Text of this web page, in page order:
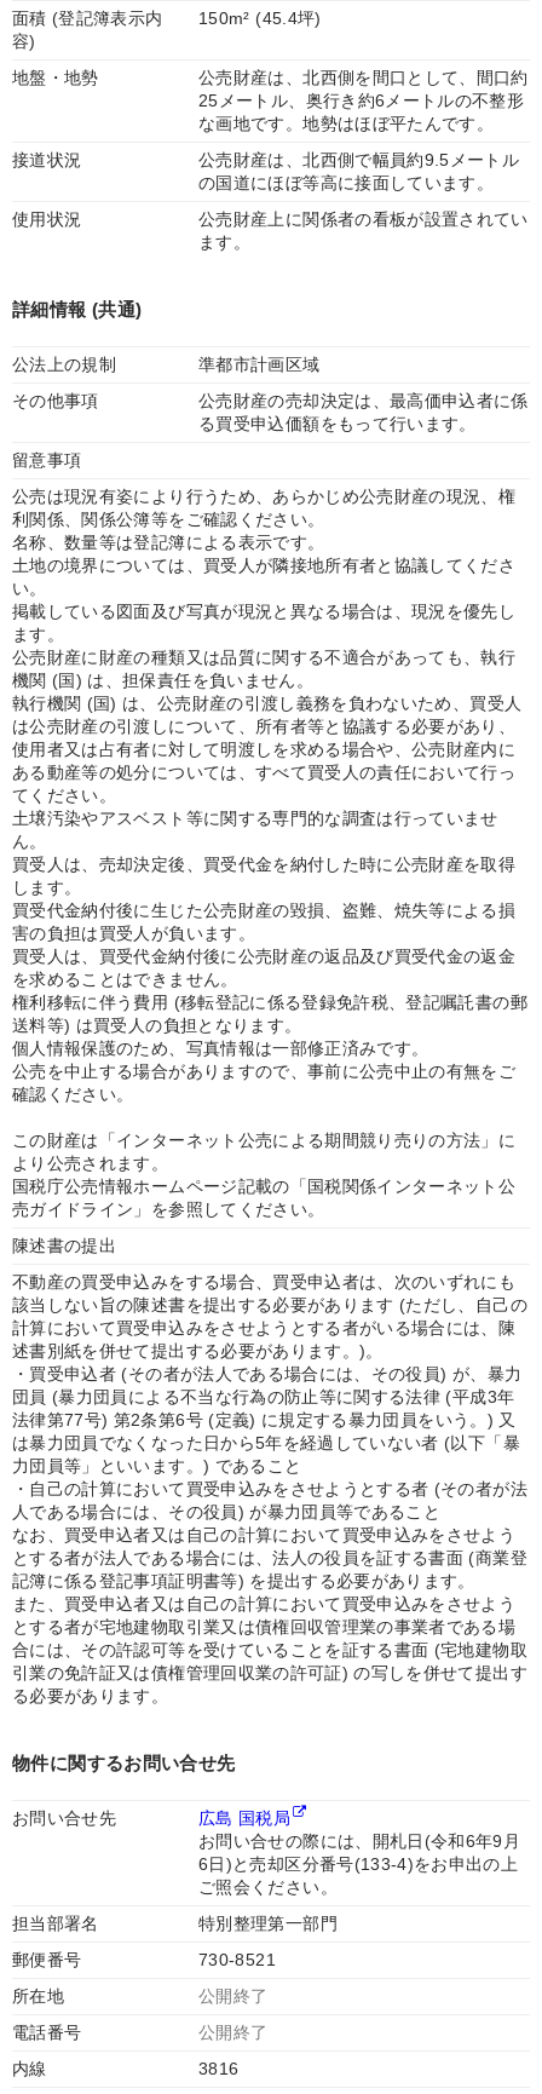
面積 (登記簿表示内
容)
150m² (45.4坪)
地盤・地勢
公売財産は、北西側を間口として、間口約
25メートル、奥行き約6メートルの不整形
な画地です。地勢はほぼ平たんです。
接道状況
公売財産は、北西側で幅員約9.5メートル
の国道にほぼ等高に接面しています。
使用状況
公売財産上に関係者の看板が設置されてい
ます。
詳細情報 (共通)
公法上の規制
準都市計画区域
その他事項
公売財産の売却決定は、最高価申込者に係
る買受申込価額をもって行います。
留意事項
公売は現況有姿により行うため、あらかじめ公売財産の現況、権
利関係、関係公簿等をご確認ください。
名称、数量等は登記簿による表示です。
土地の境界については、買受人が隣接地所有者と協議してくださ
い。
掲載している図面及び写真が現況と異なる場合は、現況を優先し
ます。
公売財産に財産の種類又は品質に関する不適合があっても、執行
機関 (国) は、担保責任を負いません。
執行機関 (国) は、公売財産の引渡し義務を負わないため、買受人
は公売財産の引渡しについて、所有者等と協議する必要があり、
使用者又は占有者に対して明渡しを求める場合や、公売財産内に
ある動産等の処分については、すべて買受人の責任において行っ
てください。
土壌汚染やアスベスト等に関する専門的な調査は行っていませ
ん。
買受人は、売却決定後、買受代金を納付した時に公売財産を取得
します。
買受代金納付後に生じた公売財産の毀損、盗難、焼失等による損
害の負担は買受人が負います。
買受人は、買受代金納付後に公売財産の返品及び買受代金の返金
を求めることはできません。
権利移転に伴う費用 (移転登記に係る登録免許税、登記嘱託書の郵
送料等) は買受人の負担となります。
個人情報保護のため、写真情報は一部修正済みです。
公売を中止する場合がありますので、事前に公売中止の有無をご
確認ください。
この財産は「インターネット公売による期間競り売りの方法」に
より公売されます。
国税庁公売情報ホームページ記載の「国税関係インターネット公
売ガイドライン」を参照してください。
陳述書の提出
不動産の買受申込みをする場合、買受申込者は、次のいずれにも
該当しない旨の陳述書を提出する必要があります (ただし、自己の
計算において買受申込みをさせようとする者がいる場合には、陳
述書別紙を併せて提出する必要があります。)。
・買受申込者 (その者が法人である場合には、その役員) が、暴力
団員 (暴力団員による不当な行為の防止等に関する法律 (平成3年
法律第77号) 第2条第6号 (定義) に規定する暴力団員をいう。) 又
は暴力団員でなくなった日から5年を経過していない者 (以下「暴
力団員等」といいます。) であること
・自己の計算において買受申込みをさせようとする者 (その者が法
人である場合には、その役員) が暴力団員等であること
なお、買受申込者又は自己の計算において買受申込みをさせよう
とする者が法人である場合には、法人の役員を証する書面 (商業登
記簿に係る登記事項証明書等) を提出する必要があります。
また、買受申込者又は自己の計算において買受申込みをさせよう
とする者が宅地建物取引業又は債権回収管理業の事業者である場
合には、その許認可等を受けていることを証する書面 (宅地建物取
引業の免許証又は債権管理回収業の許可証) の写しを併せて提出す
る必要があります。
物件に関するお問い合せ先
お問い合せ先
広島 国税局
お問い合せの際には、開札日(令和6年9月
6日)と売却区分番号(133-4)をお申出の上
ご照会ください。
担当部署名
特別整理第一部門
郵便番号
730-8521
所在地
公開終了
電話番号
公開終了
内線
3816